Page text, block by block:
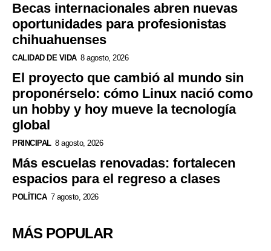
Becas internacionales abren nuevas
oportunidades para profesionistas
chihuahuenses
CALIDAD DE VIDA 8 agosto, 2026
El proyecto que cambió al mundo sin
proponérselo: cómo Linux nació como
un hobby y hoy mueve la tecnología
global
PRINCIPAL 8 agosto, 2026
Más escuelas renovadas: fortalecen
espacios para el regreso a clases
POLÍTICA 7 agosto, 2026
MÁS POPULAR